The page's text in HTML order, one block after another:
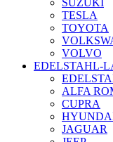
TESLA
TOYOTA
VOLVO
EDELSTAHL-
ALFA
CUPRA
JAGUAR